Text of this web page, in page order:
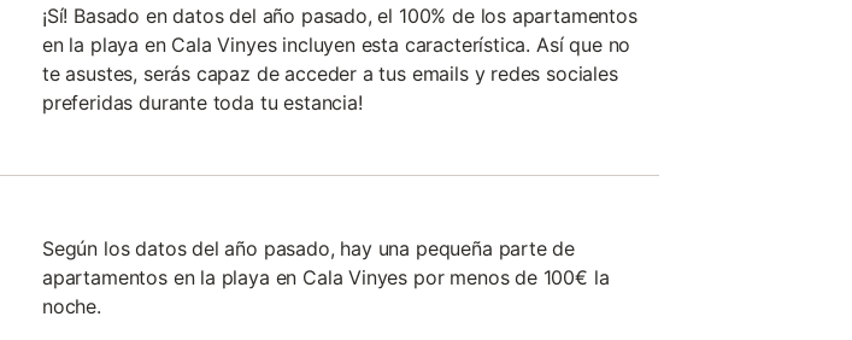
¡Sí! Basado en datos del año pasado, el 100% de los apartamentos
en la playa en Cala Vinyes incluyen esta característica. Así que no
te asustes, serás capaz de acceder a tus emails y redes sociales
preferidas durante toda tu estancia!
Según los datos del año pasado, hay una pequeña parte de
apartamentos en la playa en Cala Vinyes por menos de 100€ la
noche.